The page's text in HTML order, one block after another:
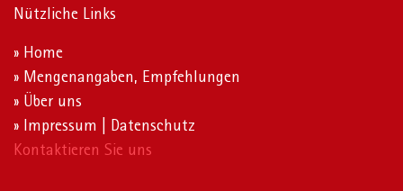
Nützliche Links
» Home
» Mengenangaben, Empfehlungen
» Über uns
» Impressum | Datenschutz
Kontaktieren Sie uns